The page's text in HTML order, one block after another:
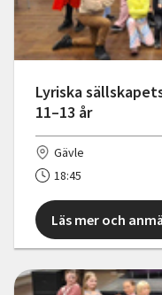
Lyriska
11–13 år
Gävle
18:45
Läs mer och